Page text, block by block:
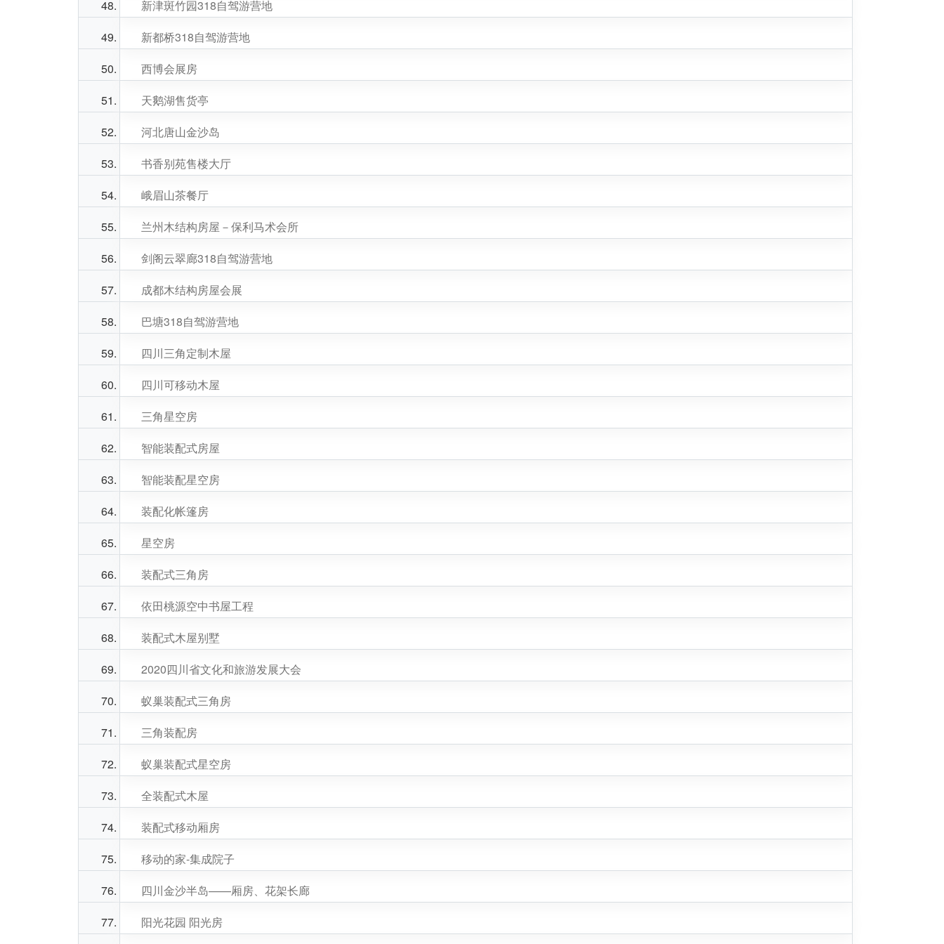
新津斑竹园318自驾游营地
新都桥318自驾游营地
西博会展房
天鹅湖售货亭
河北唐山金沙岛
书香别苑售楼大厅
峨眉山茶餐厅
兰州木结构房屋－保利马术会所
剑阁云翠廊318自驾游营地
成都木结构房屋会展
巴塘318自驾游营地
四川三角定制木屋
四川可移动木屋
三角星空房
智能装配式房屋
智能装配星空房
装配化帐篷房
星空房
装配式三角房
依田桃源空中书屋工程
装配式木屋别墅
2020四川省文化和旅游发展大会
蚁巢装配式三角房
三角装配房
蚁巢装配式星空房
全装配式木屋
装配式移动厢房
移动的家-集成院子
四川金沙半岛——厢房、花架长廊
阳光花园 阳光房